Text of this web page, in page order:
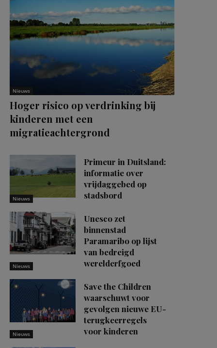
Nieuws
Hoger risico op verdrinking bij
kinderen met een
migratieachtergrond
Nieuws
Primeur in Duitsland:
informatie over
vrijdaggebed op
stadsbord
Nieuws
Unesco zet
binnenstad
Paramaribo op lijst
van bedreigd
werelderfgoed
Nieuws
Save the Children
waarschuwt voor
gevolgen nieuwe EU-
terugkeerregels
voor kinderen